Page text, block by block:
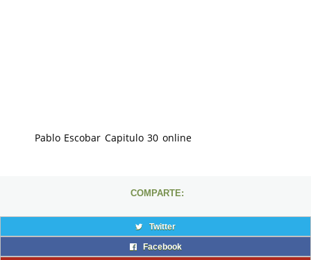
Pablo Escobar Capitulo 30 online
COMPARTE:
Twitter
Facebook